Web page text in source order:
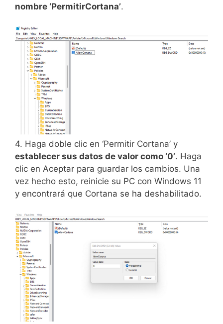
nombre ‘PermitirCortana’.
4. Haga doble clic en ‘Permitir Cortana’ y
establecer sus datos de valor como ‘0’. Haga
clic en Aceptar para guardar los cambios. Una
vez hecho esto, reinicie su PC con Windows 11
y encontrará que Cortana se ha deshabilitado.